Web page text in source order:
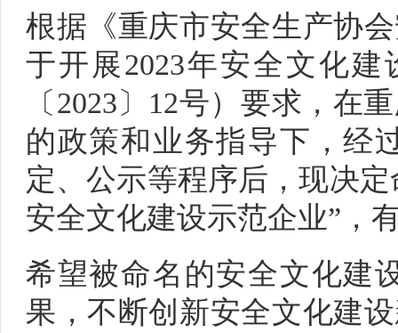
根据《重庆市安全生产协
于开展2023年安全文化
〔2023〕12号）要求，在
的政策和业务指导下，经
定、公示等程序后，现决
安全文化建设示范企业”，
希望被命名的安全文化建
果，不断创新安全文化建